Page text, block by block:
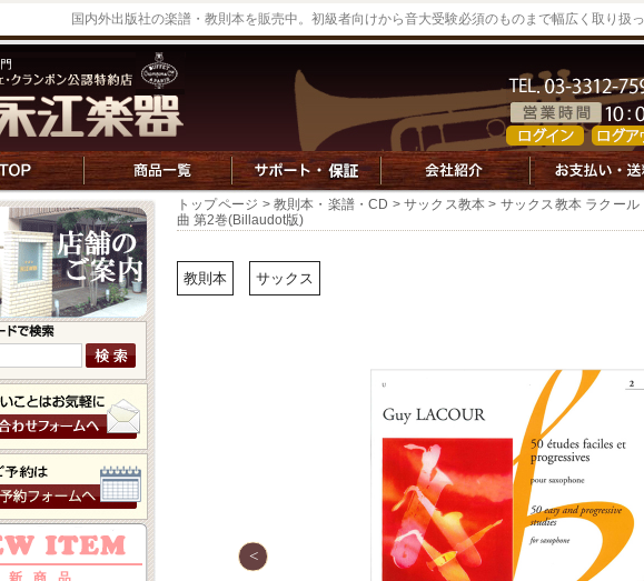
国内外出版社の楽譜・教則本を販売中。初級者向けから音大受験必須のものまで幅広く取り扱
トップページ > 教則本・楽譜・CD > サックス教本 > サックス教本 ラクー
曲 第2巻(Billaudot版)
教則本 サックス